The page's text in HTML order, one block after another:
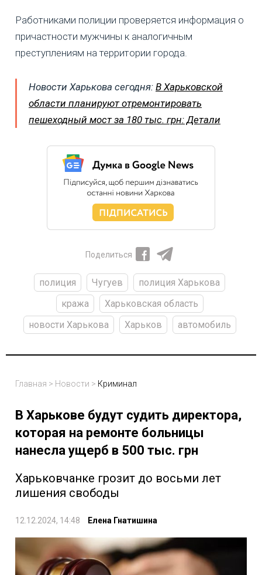
Работниками полиции проверяется информация о
причастности мужчины к аналогичным
преступлениям на территории города.
Новости Харькова сегодня: В Харьковской
области планируют отремонтировать
пешеходный мост за 180 тыс. грн: Детали
Поделиться
полиция Чугуев
полиция Харькова
кража
Харьковская область
новости Харькова
Харьков автомобиль
Главная > Новости > Криминал
В Харькове будут судить директора,
которая на ремонте больницы
нанесла ущерб в 500 тыс. грн
Харьковчанке грозит до восьми лет
лишения свободы
12.12.2024, 14:48 Елена Гнатишина